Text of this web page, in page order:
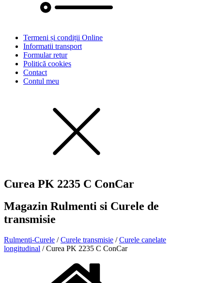
Termeni și condiții Online
Informatii transport
Formular retur
Politică cookies
Contact
Contul meu
Curea PK 2235 C ConCar
Magazin Rulmenti si Curele de
transmisie
Rulmenti-Curele /Curele transmisie /Curele canelate
longitudinal / Curea PK 2235 C ConCar